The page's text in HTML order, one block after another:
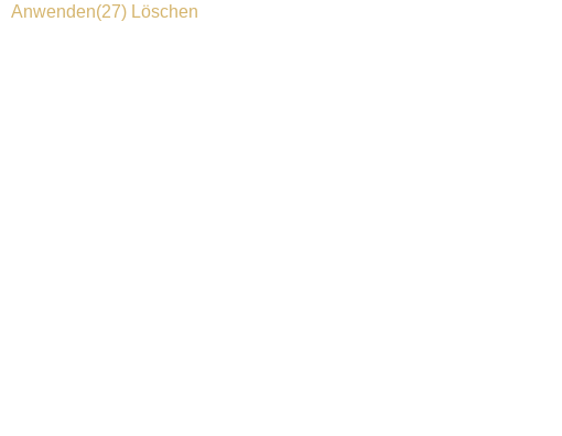
Anwenden(27) Löschen